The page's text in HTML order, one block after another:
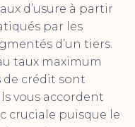
d’usure à partir
par les
d’un tiers.
taux maximum
de crédit sont
vous accordent
cruciale puisque le